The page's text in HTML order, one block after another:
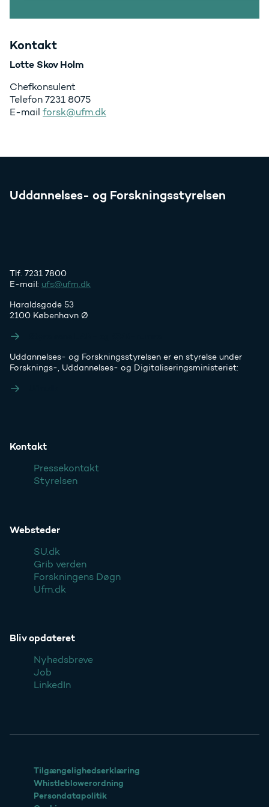
Kontakt
Lotte Skov Holm
Chefkonsulent
Telefon 7231 8075
E-mail forsk@ufm.dk
Uddannelses- og Forskningsstyrelsen
Tlf. 7231 7800
E-mail: ufs@ufm.dk
Haraldsgade 53
2100 København Ø
Uddannelses- og Forskningsstyrelsen er en styrelse under
Forsknings-, Uddannelses- og Digitaliseringsministeriet:
Kontakt
Pressekontakt
Styrelsen
Websteder
SU.dk
Grib verden
Forskningens Døgn
Ufm.dk
Bliv opdateret
Nyhedsbreve
Job
LinkedIn
Tilgængelighedserklæring
Whistleblowerordning
Persondatapolitik